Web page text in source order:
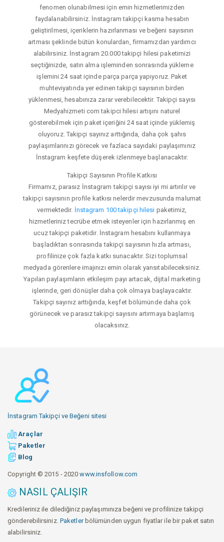
fenomen olunabilmesi için emin hizmetlerimizden
faydalanabilirsiniz. İnstagram takipçi kasma hesabın
geliştirilmesi, içeriklerin hazırlanması ve beğeni sayısının
artması şeklinde bütün konulardan, firmamızdan yardımcı
alabilirsiniz. İnstagram 20.000 takipçi hilesi paketimizi
seçtiğinizde, satın alma işleminden sonrasında yükleme
işlemini 24 saat içinde parça parça yapıyoruz. Paket
muhteviyatında yer edinen takipçi sayısının birden
yüklenmesi, hesabınıza zarar verebilecektir. Takipçi sayısı
Medyahizmeti com takipci hilesi artışını naturel
gösterebilmek için paket içeriğini 24 saat içinde yüklemiş
oluyoruz. Takipçi sayınız arttığında, daha çok şahıs
paylaşımlarınızı görecek ve fazlaca sayıdaki paylaşımınız
İnstagram keşfete düşerek izlenmeye başlanacaktır.
Takipçi Sayısının Profile Katkısı
Firmamız, parasız İnstagram takipçi sayısı iyi mi artırılır ve
takipçi sayısının profile katkısı nelerdir mevzusunda malumat
vermektedir. İnstagram 100 takipçi hilesi paketimiz,
hizmetleriniz tecrübe etmek isteyenler için hazırlanmış en
ucuz takipçi paketidir. İnstagram hesabını kullanmaya
başladıktan sonrasında takipçi sayısının hızla artması,
profilinize çok fazla katkı sunacaktır. Sizi toplumsal
medyada görenlere imajınızı emin olarak yansıtabileceksiniz.
Yapılan paylaşımların etkileşim payı artacak, dijital marketing
işlerinde, geri dönüşler daha çok olmaya başlayacaktır.
Takipçi sayınız arttığında, keşfet bölümünde daha çok
görünecek ve parasız takipçi sayısını artırmaya başlamış
olacaksınız.
İnstagram Takipçi ve Beğeni sitesi
Araçlar
Paketler
Blog
Copyright © 2015 - 2020www.insfollow.com
NASIL ÇALIŞIR
Kredileriniz ile dilediğiniz paylaşımınıza beğeni ve profilinize takipçi
gönderebilirsiniz. Paketlerbölümünden uygun fiyatlar ile bir paket satın
alabilirsiniz.